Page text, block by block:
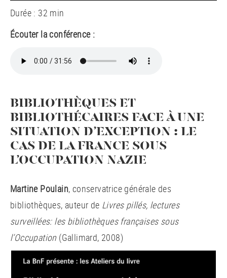
Durée : 32 min
Écouter la conférence :
BIBLIOTHÈQUES ET
BIBLIOTHÉCAIRES FACE À UNE
SITUATION D’EXCEPTION : LE
CAS DE LA FRANCE SOUS
L’OCCUPATION NAZIE
Martine Poulain, conservatrice générale des
bibliothèques, auteur de Livres pillés, lectures
surveillées: les bibliothèques françaises sous
l’Occupation (Gallimard, 2008)